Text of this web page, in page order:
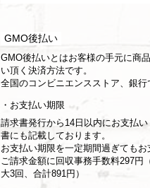
GMO後払い
GMO後払いとはお客様の手元に商
い頂く決済方法です。
全国のコンビニエンスストア、銀行
お支払い期限
請求書発行から14日以内にお支払
書にも記載しております。
お支払い期限を一定期間過ぎてもお
ご請求金額に回収事務手数料297円
大3回、合計891円）